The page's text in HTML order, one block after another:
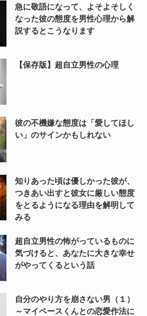
急に敬語になって、よそよそしく
なった彼の態度を男性心理から解
説するとこうなります
【保存版】超自立男性の心理
彼の不機嫌な態度は「愛してほし
い」のサインかもしれない
知りあった頃は優しかった彼が、
つきあい出すと彼女に厳しい態度
をとるようになる理由を解明して
みる
超自立男性の怖がっているものに
気づけると、あなたに大きな幸せ
がやってくるという話
自分のやり方を崩さない男（１）
～マイペースくんとの恋愛作法に